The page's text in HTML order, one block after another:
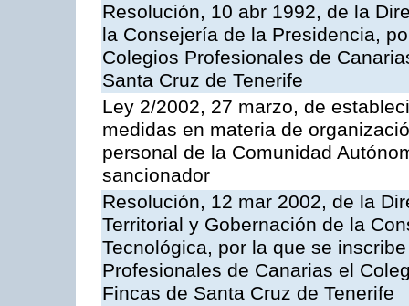
Resolución, 10 abr 1992, de la
la Consejería de la Presidencia,
Colegios Profesionales de
Santa Cruz de Tenerife
Ley 2/2002, 27 marzo, de
medidas en materia de
personal de la Comunidad
sancionador
Resolución, 12 mar 2002, de la
Territorial y Gobernación de la
Tecnológica, por la que se
Profesionales de Canarias el
Fincas de Santa Cruz de Tenerife